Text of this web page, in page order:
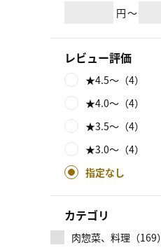
円～
レビュー評価
★4.5～（4）
★4.0～（4）
★3.5～（4）
★3.0～（4）
指定なし
カテゴリ
肉惣菜、料理（169）